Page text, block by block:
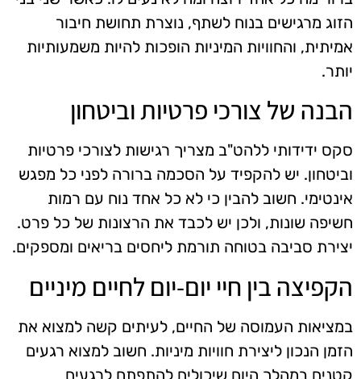
הזוג מרגישים בנוח לשתף, נוצרת תחושת חיבור
אמיתית, והחוויות המיניות הופכות להיות משמעותיות
יותר.
הבנה של צורכי פרטיות וביטחון
סקס ידידותי ללהט"ב מצריך רגישות לצורכי פרטיות
וביטחון. יש להקפיד על הסכמה ברורה לפני כל מפגש
אינטימי. חשוב להבין כי לא כל אחד נוח עם רמות
חשיפה שונות, ולכן יש לכבד את הרצונות של כל פרט.
יצירת סביבה בטוחה תורמת ליחסים בריאים ומספקים.
הקפיצה בין חיי יום-יום לחיים מיניים
במציאות העמוסה של החיים, לעיתים קשה למצוא את
הזמן הנכון ליצירת חוויות מיניות. חשוב למצוא רגעים
קטנים במהלך היום שיכולים להתפתח לרגעים